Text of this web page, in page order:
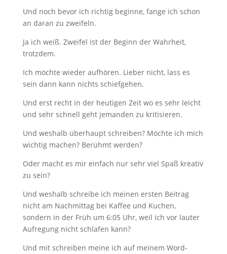
Und noch bevor ich richtig beginne, fange ich schon
an daran zu zweifeln.
Ja ich weiß. Zweifel ist der Beginn der Wahrheit,
trotzdem.
Ich möchte wieder aufhören. Lieber nicht, lass es
sein dann kann nichts schiefgehen.
Und erst recht in der heutigen Zeit wo es sehr leicht
und sehr schnell geht jemanden zu kritisieren.
Und weshalb überhaupt schreiben? Möchte ich mich
wichtig machen? Berühmt werden?
Oder macht es mir einfach nur sehr viel Spaß kreativ
zu sein?
Und weshalb schreibe ich meinen ersten Beitrag
nicht am Nachmittag bei Kaffee und Kuchen,
sondern in der Früh um 6:05 Uhr, weil ich vor lauter
Aufregung nicht schlafen kann?
Und mit schreiben meine ich auf meinem Word-